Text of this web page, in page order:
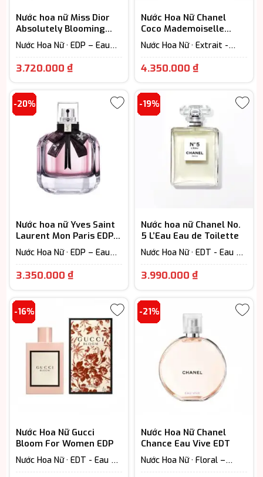
Nước hoa nữ Miss Dior
Absolutely Blooming
EDP chính hãng
Nước Hoa Nữ · EDP – Eau
7-12h) · Floral – Hương hoa
3.720.000₫Giá
là:
3.720.000 ₫.
Nước Hoa Nữ Chanel
Coco Mademoiselle
L’Eau Privee EDP
Nước Hoa Nữ · Extrait -
12h) · Floral – Hương hoa
4.350.000 ₫Giá
là:
4.350.000
-20%
Nước hoa nữ Yves Saint
Laurent Mon Paris EDP
chính hãng
Nước Hoa Nữ · EDP – Eau
7-12h) · Fruity - Hương trái
3.350.000₫Giá
là:
3.350.000 ₫.
-19%
Nước hoa nữ Chanel No.
5 L’Eau Eau de Toilette
Nước Hoa Nữ · EDT - Eau De
6h) · Floral – Hương hoa cỏ
3.990.000 ₫Giá
là:
3.990.000
-16%
Nước Hoa Nữ Gucci
Bloom For Women EDP
Nước Hoa Nữ · EDT - Eau De
-21%
Nước Hoa Nữ Chanel
Chance Eau Vive EDT
Nước Hoa Nữ · Floral –